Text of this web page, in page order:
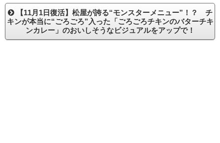
【11月1日復活】松屋が誇る“モンスターメニュー”！？ チ
キンが本当に“ごろごろ”入った「ごろごろチキンのバターチキ
ンカレー」のおいしそうなビジュアルをアップで！